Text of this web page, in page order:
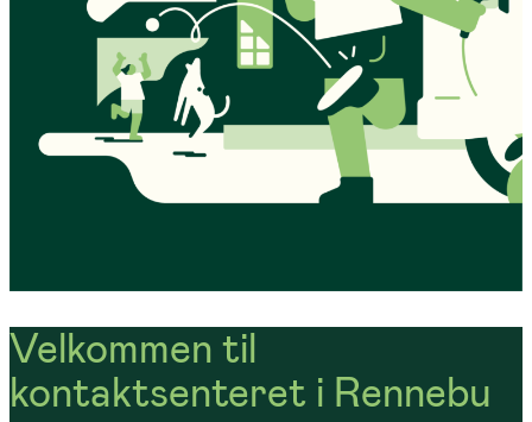
Velkommen til
kontaktsenteret i Rennebu